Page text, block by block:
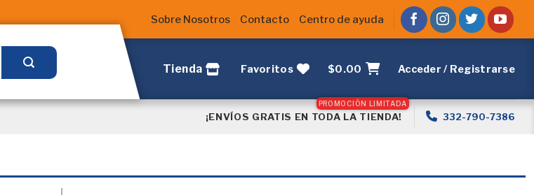
Sobre Nosotros Contacto Centro de ayuda
Tienda Favoritos $0.00 Acceder / Registrarse
¡ENVÍOS GRATIS EN TODA LA TIENDA! 332-790-7386